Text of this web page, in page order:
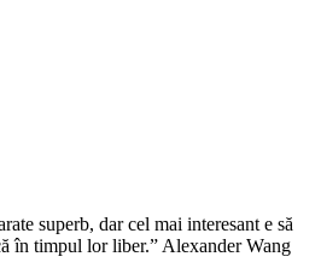
superb, dar cel mai interesant e să
în timpul lor liber.” Alexander Wang